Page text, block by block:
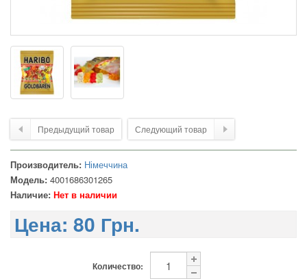
Предыдущий товар Следующий товар
Производитель: Німеччина
Модель: 4001686301265
Наличие: Нет в наличии
Цена: 80 Грн.
Количество: